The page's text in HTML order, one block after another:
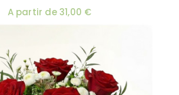
A partir de 31,00 €